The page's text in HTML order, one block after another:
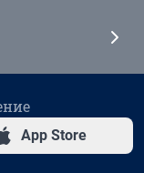
App Store